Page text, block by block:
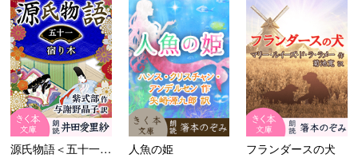
源氏物語＜五十一＞宿り木 人魚の姫 フランダースの犬